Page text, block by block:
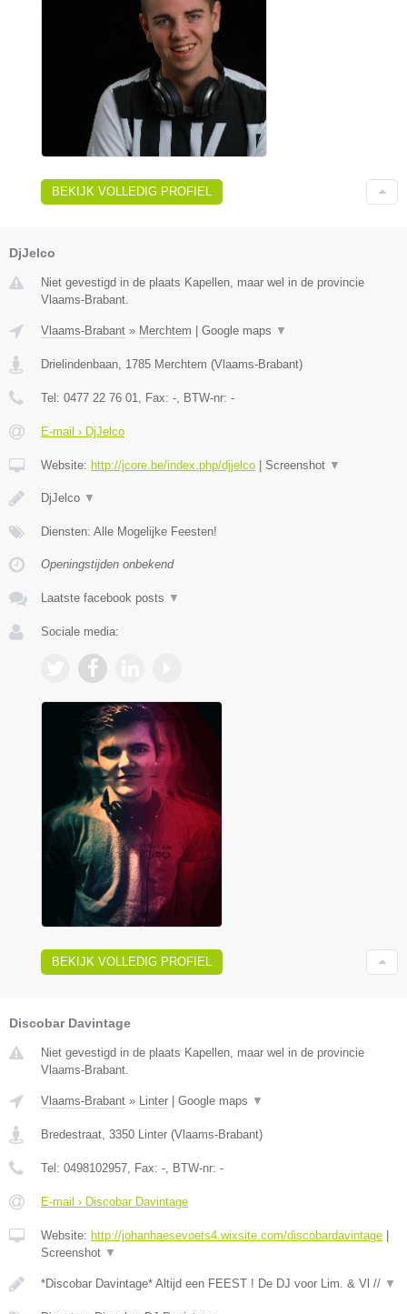
BEKIJK VOLLEDIG PROFIEL
DjJelco
Niet gevestigd in de plaats Kapellen, maar wel in de provincie
Vlaams-Brabant.
Vlaams-Brabant » Merchtem | Google maps ▼
Drielindenbaan 1785 Merchtem (Vlaams-Brabant)
Tel: 0477 22 76 01 , Fax: - , BTW-nr: -
E-mail › DjJelco
Website: http://jcore.be/index.php/djjelco | Screenshot ▼
DjJelco ▼
Diensten: Alle Mogelijke Feesten!
Openingstijden onbekend
Laatste facebook posts ▼
Sociale media:
BEKIJK VOLLEDIG PROFIEL
Discobar Davintage
Niet gevestigd in de plaats Kapellen, maar wel in de provincie
Vlaams-Brabant.
Vlaams-Brabant » Linter Google maps ▼
Bredestraat, 3350 Linter (Vlaams-Brabant)
Tel: 0498102957, Fax: -, BTW-nr: -
E-mail › Discobar Davintage
Website: http://johanhaesevoets4.wixsite.com/discobardavintage
Screenshot ▼
*Discobar Davintage* Altijd een FEEST ! De DJ voor Lim. & Vl // ▼